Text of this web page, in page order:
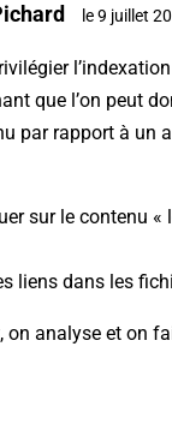
le 9 juillet
que l’on peut
par rapport à un
sur le contenu «
liens dans les
on analyse et on